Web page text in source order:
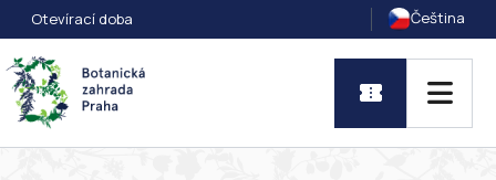
Otevírací doba Čeština